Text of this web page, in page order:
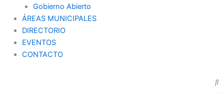
Gobierno Abierto
ÁREAS MUNICIPALES
DIRECTORIO
EVENTOS
CONTACTO